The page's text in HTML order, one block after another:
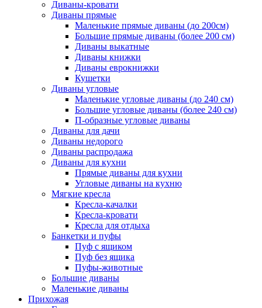
Диваны-кровати
Диваны прямые
Маленькие прямые диваны (до 200см)
Большие прямые диваны (более 200 см)
Диваны выкатные
Диваны книжки
Диваны еврокнижки
Кушетки
Диваны угловые
Маленькие угловые диваны (до 240 см)
Большие угловые диваны (более 240 см)
П-образные угловые диваны
Диваны для дачи
Диваны недорого
Диваны распродажа
Диваны для кухни
Прямые диваны для кухни
Угловые диваны на кухню
Мягкие кресла
Кресла-качалки
Кресла-кровати
Кресла для отдыха
Банкетки и пуфы
Пуф с ящиком
Пуф без ящика
Пуфы-животные
Большие диваны
Маленькие диваны
Прихожая